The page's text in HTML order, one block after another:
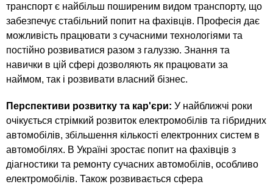
транспорт є найбільш поширеним видом транспорту, що
забезпечує стабільний попит на фахівців. Професія дає
можливість працювати з сучасними технологіями та
постійно розвиватися разом з галуззю. Знання та
навички в цій сфері дозволяють як працювати за
наймом, так і розвивати власний бізнес.
Перспективи розвитку та кар'єри: У найближчі роки
очікується стрімкий розвиток електромобілів та гібридних
автомобілів, збільшення кількості електронних систем в
автомобілях. В Україні зростає попит на фахівців з
діагностики та ремонту сучасних автомобілів, особливо
електромобілів. Також розвивається сфера